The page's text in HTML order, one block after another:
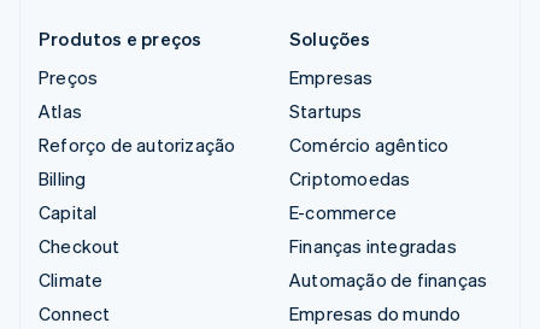
Produtos e preços
Preços
Atlas
Reforço de autorização
Billing
Capital
Checkout
Climate
Connect
Soluções
Empresas
Startups
Comércio agêntico
Criptomoedas
E-commerce
Finanças integradas
Automação de finanças
Empresas do mundo